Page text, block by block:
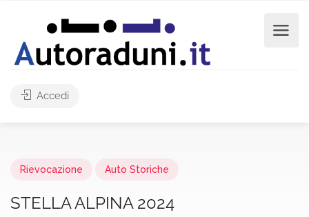
Accedi
Rievocazione Auto Storiche
STELLA ALPINA 2024